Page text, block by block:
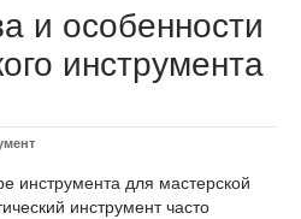
и особенности
инструмента
инструмента для мастерской
инструмент часто